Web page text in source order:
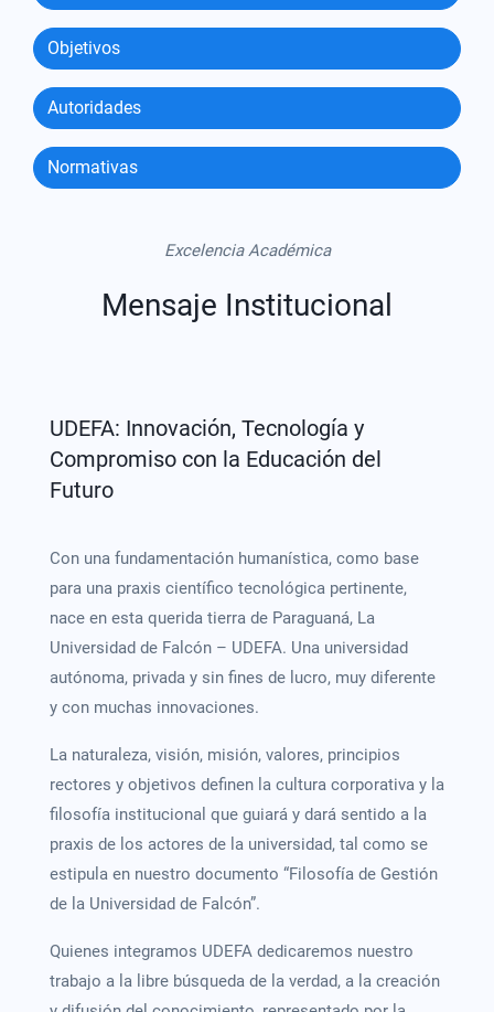
Objetivos
Autoridades
Normativas
Excelencia Académica
Mensaje Institucional
UDEFA: Innovación, Tecnología y
Compromiso con la Educación del
Futuro
Con una fundamentación humanística, como base
para una praxis científico tecnológica pertinente,
nace en esta querida tierra de Paraguaná, La
Universidad de Falcón – UDEFA. Una universidad
autónoma, privada y sin fines de lucro, muy diferente
y con muchas innovaciones.
La naturaleza, visión, misión, valores, principios
rectores y objetivos definen la cultura corporativa y la
filosofía institucional que guiará y dará sentido a la
praxis de los actores de la universidad, tal como se
estipula en nuestro documento “Filosofía de Gestión
de la Universidad de Falcón”.
Quienes integramos UDEFA dedicaremos nuestro
trabajo a la libre búsqueda de la verdad, a la creación